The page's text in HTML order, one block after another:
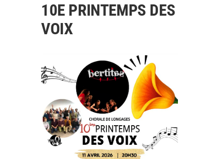
10E PRINTEMPS DES
VOIX